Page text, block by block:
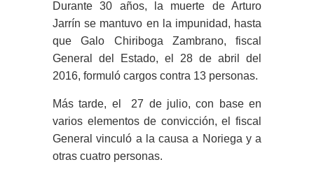
Durante 30 años, la muerte de Arturo
Jarrín se mantuvo en la impunidad, hasta
que Galo Chiriboga Zambrano, fiscal
General del Estado, el 28 de abril del
2016, formuló cargos contra 13 personas.
Más tarde, el 27 de julio, con base en
varios elementos de convicción, el fiscal
General vinculó a la causa a Noriega y a
otras cuatro personas.